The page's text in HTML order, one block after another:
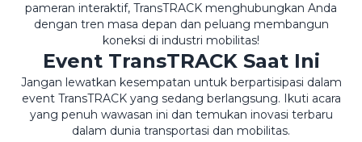
pameran interaktif, TransTRACK menghubungkan Anda
dengan tren masa depan dan peluang membangun
koneksi di industri mobilitas!
Event TransTRACK Saat Ini
Jangan lewatkan kesempatan untuk berpartisipasi dalam
event TransTRACK yang sedang berlangsung. Ikuti acara
yang penuh wawasan ini dan temukan inovasi terbaru
dalam dunia transportasi dan mobilitas.